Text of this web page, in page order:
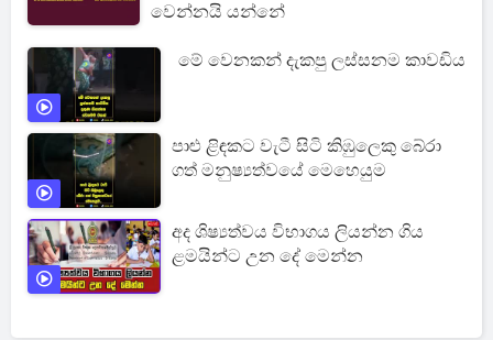
වෙන්නයි යන්නේ
මේ වෙනකන් දැකපු ලස්සනම කාවඩිය
පාළු ළිඳකට වැටී සිටි කිඹුලෙකු බේරා
ගත් මනුෂ්‍යත්වයේ මෙහෙයුම
අද ශිෂ්‍යත්වය විභාගය ලියන්න ගිය
ළමයින්ට උන දේ මෙන්න